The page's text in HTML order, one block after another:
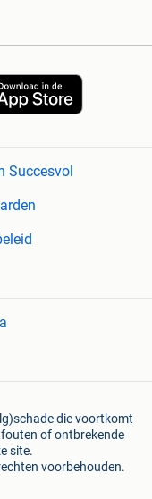
Succesvol
die voortkomt
of ontbrekende
site.
voorbehouden.